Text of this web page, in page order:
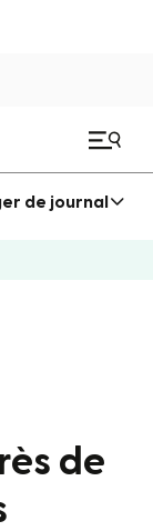
de journal
de